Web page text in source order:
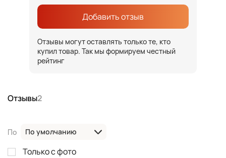
Отзывы2
По По умолчанию
Только с фото
Добавить отзыв
Отзывы могут оставлять только те, кто
купил товар. Так мы формируем честный
рейтинг